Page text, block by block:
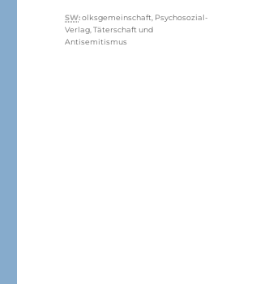
Schlagwörter
SW:olksgemeinschaft Psychosozial-
Verlag ,Täterschaft und
Antisemitismus